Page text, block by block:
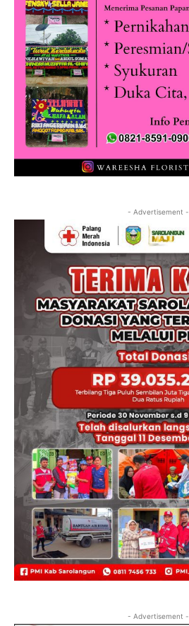
- Advertisement -
- Advertisement -